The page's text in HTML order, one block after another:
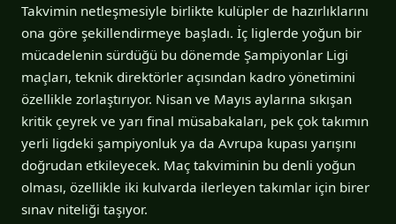
Takvimin netleşmesiyle birlikte kulüpler de hazırlıklarını
ona göre şekillendirmeye başladı. İç liglerde yoğun bir
mücadelenin sürdüğü bu dönemde Şampiyonlar Ligi
maçları, teknik direktörler açısından kadro yönetimini
özellikle zorlaştırıyor. Nisan ve Mayıs aylarına sıkışan
kritik çeyrek ve yarı final müsabakaları, pek çok takımın
yerli ligdeki şampiyonluk ya da Avrupa kupası yarışını
doğrudan etkileyecek. Maç takviminin bu denli yoğun
olması, özellikle iki kulvarda ilerleyen takımlar için birer
sınav niteliği taşıyor.